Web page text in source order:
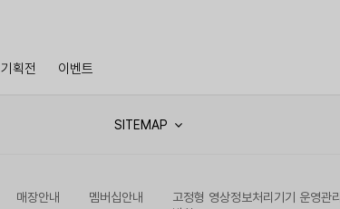
기획전 이벤트
SITEMAP
매장안내 멤버십안내
고정형 영상정보처리기기 운영관리